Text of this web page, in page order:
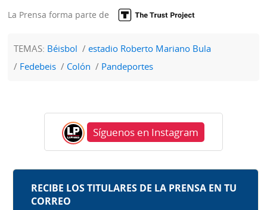
La Prensa forma parte de
TEMAS: Béisbol
estadio Roberto Mariano Bula
Fedebeis
Colón Pandeportes
Síguenos en Instagram